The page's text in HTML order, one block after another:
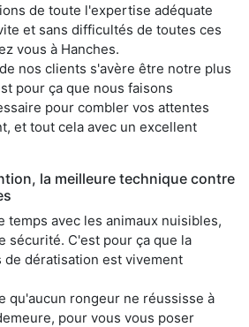
de toute l'expertise adéquate
et sans difficultés de toutes ces
vous à Hanches.
nos clients s'avère être notre plus
pour ça que nous faisons
pour combler vos attentes
et tout cela avec un excellent
la meilleure technique contre
temps avec les animaux nuisibles,
sécurité. C'est pour ça que la
dératisation est vivement
qu'aucun rongeur ne réussisse à
pour vous vous poser